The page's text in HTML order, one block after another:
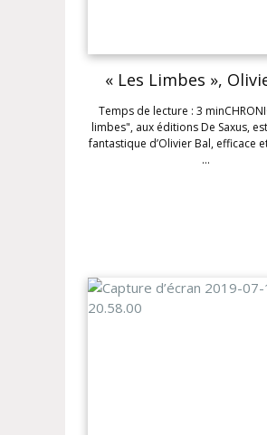
« Les Limbes »,
Temps de lecture : 3
limbes", aux éditions De Saxus,
fantastique d’Olivier Bal, efficace
…